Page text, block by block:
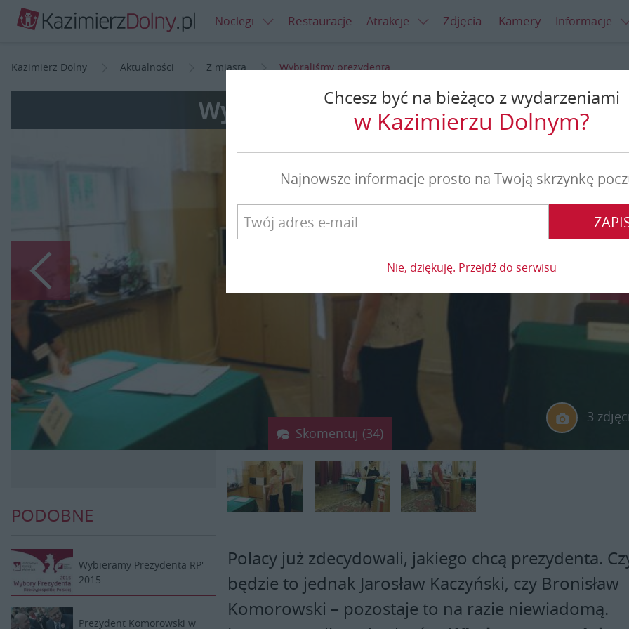
Noclegi Restauracje Atrakcje Zdjęcia Kamery Informacje
Kazimierz Dolny Aktualności Z miasta Wybraliśmy prezydenta
Wybraliśmy prezydenta
3
Poprzedni
Skomentuj (34)
PODOBNE
Wybieramy Prezydenta RP'
2015
Prezydent Komorowski w
Polacy już zdecydowali, jakiego chcą prezydenta.
będzie to jednak Jarosław Kaczyński, czy Bronisław
Komorowski – pozostaje to na razie niewiadomą.
Chcesz być na bieżąco z wydarzeniami
w Kazimierzu Dolnym?
Najnowsze informacje prosto na Twoją skrzynkę
Nie, dziękuję. Przejdź do serwisu